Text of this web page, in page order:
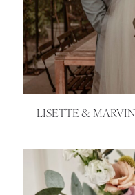
LISETTE & MARVIN